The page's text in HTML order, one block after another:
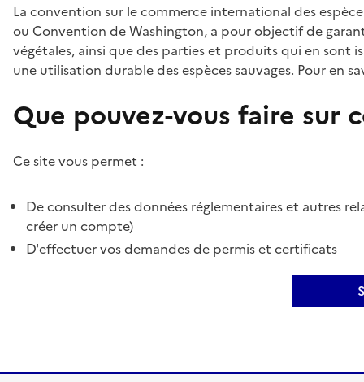
La convention sur le commerce international des
ou Convention de Washington, a pour objectif de
végétales, ainsi que des parties et produits qui en sont
une utilisation durable des espèces sauvages. Pour en
Que pouvez-vous faire sur
Ce site vous permet :
De consulter des données réglementaires et autres
créer un compte)
D'effectuer vos demandes de permis et certificats